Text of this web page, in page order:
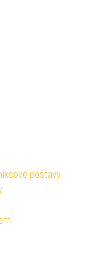
postavy